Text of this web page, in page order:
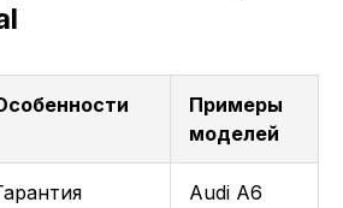
Примеры
моделей
Audi A6